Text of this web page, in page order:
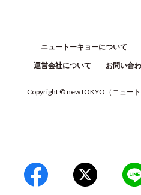
ニュートーキョーについて
運営会社について お問い合
Copyright © newTOKYO （ ニュー